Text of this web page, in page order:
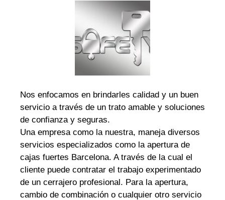
Nos enfocamos en brindarles calidad y un buen
servicio a través de un trato amable y soluciones
de confianza y seguras.
Una empresa como la nuestra, maneja diversos
servicios especializados como la apertura de
cajas fuertes Barcelona. A través de la cual el
cliente puede contratar el trabajo experimentado
de un cerrajero profesional. Para la apertura,
cambio de combinación o cualquier otro servicio